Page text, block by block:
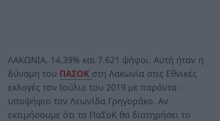
ΛΑΚΩΝΙΑ. 14,39% και 7.621 ψήφοι. Αυτή ήταν η
δύναμη του ΠΑΣΟΚ στη Λακωνία στις Εθνικές
εκλογές τον Ιούλιο του 2019 με παρόντα -
υποψήφιο τον Λεωνίδα Γρηγοράκο. Αν
εκτιμήσουμε ότι το ΠαΣοΚ θα διατηρήσει το